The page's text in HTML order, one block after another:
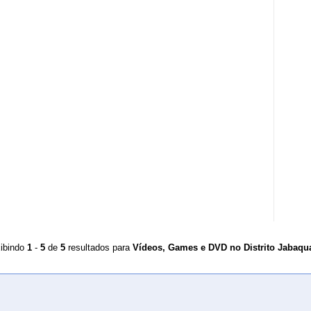
1- 5de 5resultados para Vídeos, Games e DVD no Distrito